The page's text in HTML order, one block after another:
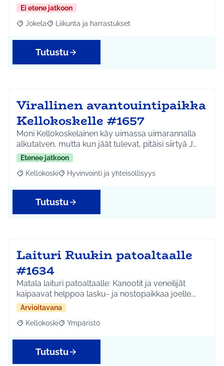
Ei etene jatkoon
Rajaa tulokset aihepiirin mukaan: Jokela
Jokela Rajaa tulokset teeman mukaan: Liikunta ja
Liikunta ja harrastukset
Tutustu
Virallinen avantouintipaikka
Kellokoskelle #1657
Moni Kellokoskelainen käy uimassa uimarannalla
alkutalven, mutta kun jäät tulevat, pitäisi siirtyä J…
Etenee jatkoon
Rajaa tulokset aihepiirin mukaan: Kellokoski
Kellokoski Rajaa tulokset teeman mukaan: Hyvinvointi ja
Hyvinvointi ja yhteisöllisyys
Tutustu
Laituri Ruukin patoaltaalle
#1634
Matala laituri patoaltaalle: Kanootit ja veneilijät
kaipaavat helppoa lasku- ja nostopaikkaa joelle.…
Arvioitavana
Rajaa tulokset aihepiirin mukaan: Kellokoski
Kellokoski Rajaa tulokset teeman mukaan: Ympäristö
Ympäristö
Tutustu